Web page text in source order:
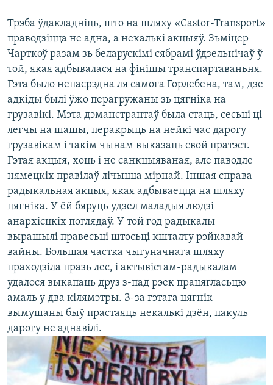
Трэба ўдакладніць, што на шляху «Castor-Transport»
праводзіцца не адна, а некалькі акцыяў. Зьміцер
Чарткоў разам зь беларускімі сябрамі ўдзельнічаў ў
той, якая адбывалася на фінішы транспартаваньня.
Гэта было непасрэдна ля самога Горлебена, там, дзе
адкіды былі ўжо перагружаны зь цягніка на
грузавікі. Мэта дэманстрантаў была стаць, сесьці ці
легчы на шашы, перакрыць на нейкі час дарогу
грузавікам і такім чынам выказаць свой пратэст.
Гэтая акцыя, хоць і не санкцыяваная, але паводле
нямецкіх правілаў лічыцца мірнай. Іншая справа —
радыкальная акцыя, якая адбываецца на шляху
цягніка. У ёй бяруць удзел маладыя людзі
анархісцкіх поглядаў. У той год радыкалы
вырашылі правесьці штосьці кшталту рэйкавай
вайны. Большая частка чыгуначнага шляху
праходзіла празь лес, і актывістам-радыкалам
удалося выкапаць друз з-пад рэек працягласьцю
амаль у два кілямэтры. З-за гэтага цягнік
вымушаны быў прастаяць некалькі дзён, пакуль
дарогу не аднавілі.